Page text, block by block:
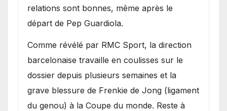
relations sont bonnes, même après le
départ de Pep Guardiola.
​Comme révélé par RMC Sport, la direction
barcelonaise travaille en coulisses sur le
dossier depuis plusieurs semaines et la
grave blessure de Frenkie de Jong (ligament
du genou) à la Coupe du monde. Reste à